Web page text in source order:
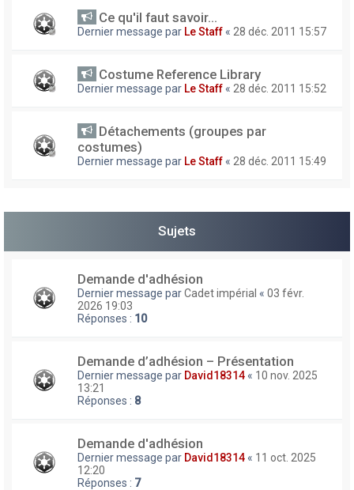
Ce qu'il faut savoir...
Dernier message par Le Staff « 28 déc. 2011 15:57
Costume Reference Library
Dernier message par Le Staff « 28 déc. 2011 15:52
Détachements (groupes par
costumes)
Dernier message par Le Staff « 28 déc. 2011 15:49
Sujets
Demande d'adhésion
Dernier message parCadet impérial « 03 févr.
2026 19:03
Réponses : 10
Demande d’adhésion – Présentation
Dernier message par David18314 « 10 nov. 2025
13:21
Réponses : 8
Demande d'adhésion
Dernier message par David18314 « 11 oct. 2025
12:20
Réponses : 7